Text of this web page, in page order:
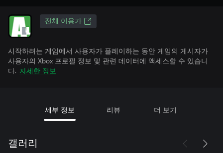
전체 이용가
시작하려는 게임에서 사용자가 플레이하는 동안 게임의 게시자가
사용자의 Xbox 프로필 정보 및 관련 데이터에 액세스할 수 있습니
다. 자세한 정보
세부 정보 리뷰 더 보기
갤러리